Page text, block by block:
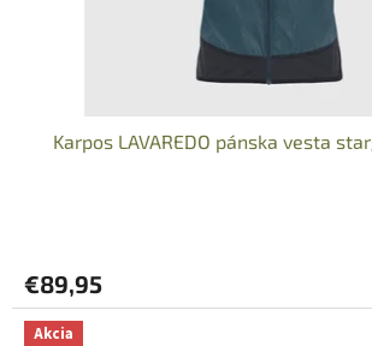
Karpos LAVAREDO pánska vesta
€89,95
Akcia